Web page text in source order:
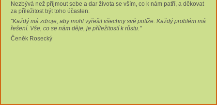
Nezbývá než přijmout sebe a dar života se vším, co k nám patří, a děkovat
za příležitost být toho účasten.
"Každý má zdroje, aby mohl vyřešit všechny své potíže. Každý problém má
řešení. Vše, co se nám děje, je příležitostí k růstu."
Čeněk Rosecký